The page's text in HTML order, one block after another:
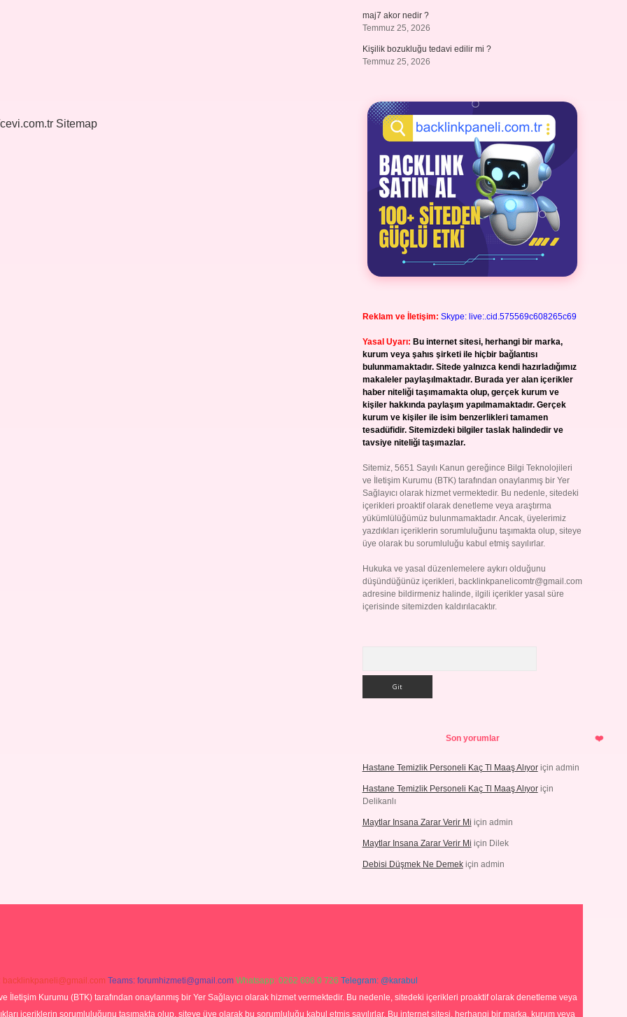
Sitemap
maj7 akor nedir ?
Temmuz 25, 2026
Kişilik bozukluğu tedavi edilir mi ?
Temmuz 25, 2026
Reklam ve İletişim: Skype: live:.cid.575569c608265c69
Yasal Uyarı: Bu internet sitesi, herhangi bir marka,
kurum veya şahıs şirketi ile hiçbir bağlantısı
bulunmamaktadır. Sitede yalnızca kendi hazırladığımız
makaleler paylaşılmaktadır. Burada yer alan içerikler
haber niteliği taşımamakta olup, gerçek kurum ve
kişiler hakkında paylaşım yapılmamaktadır. Gerçek
kurum ve kişiler ile isim benzerlikleri tamamen
tesadüfidir. Sitemizdeki bilgiler taslak halindedir ve
tavsiye niteliği taşımazlar.
Sitemiz, 5651 Sayılı Kanun gereğince Bilgi Teknolojileri
ve İletişim Kurumu (BTK) tarafından onaylanmış bir Yer
Sağlayıcı olarak hizmet vermektedir. Bu nedenle, sitedeki
içerikleri proaktif olarak denetleme veya araştırma
yükümlülüğümüz bulunmamaktadır. Ancak, üyelerimiz
yazdıkları içeriklerin sorumluluğunu taşımakta olup, siteye
üye olarak bu sorumluluğu kabul etmiş sayılırlar.
Hukuka ve yasal düzenlemelere aykırı olduğunu
düşündüğünüz içerikleri, backlinkpanelicomtr@gmail.com
adresine bildirmeniz halinde, ilgili içerikler yasal süre
içerisinde sitemizden kaldırılacaktır.
Son yorumlar
Hastane Temizlik Personeli Kaç Tl Maaş Alıyoriçin admin
Hastane Temizlik Personeli Kaç Tl Maaş Alıyoriçin
Delikanlı
Maytlar Insana Zarar Verir Mi için admin
Maytlar Insana Zarar Verir Mi için Dilek
Debisi Düşmek Ne Demekiçin admin
backlinkpaneli@gmail.com Teams: forumhizmeti@gmail.com Whatsapp: 0262 606 0 726 Telegram: @karabul
İletişim Kurumu (BTK) tarafından onaylanmış bir Yer Sağlayıcı olarak hizmet vermektedir. Bu nedenle, sitedeki içerikleri proaktif olarak denetleme veya
içeriklerin sorumluluğunu taşımakta olup, siteye üye olarak bu sorumluluğu kabul etmiş sayılırlar. Bu internet sitesi, herhangi bir marka, kurum veya